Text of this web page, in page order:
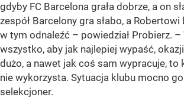
gdyby FC Barcelona grała dobrze, a on
zespół Barcelony gra słabo, a
w tym odnaleźć – powiedział Probierz. –
wszystko, aby jak najlepiej wypaść,
dużo, a nawet jak coś sam wypracuje, to
nie wykorzysta. Sytuacja klubu mocno
selekcjoner.